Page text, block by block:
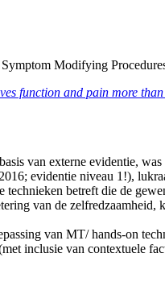
Modifying
function and pain more
van externe evidentie,
evidentie niveau 1!),
betreft die de
van de zelfredzaamheid,
van MT/ hands-on
inclusie van contextuele